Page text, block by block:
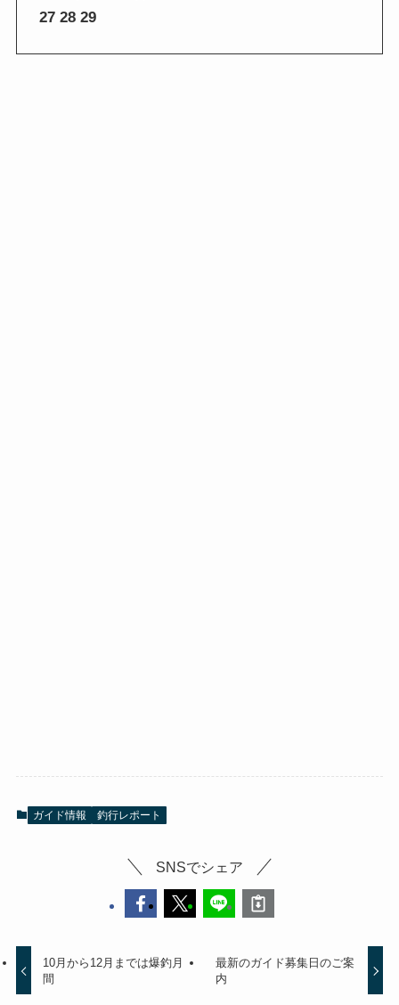
27 28 29
ガイド情報 釣行レポート
SNSでシェア
10月から12月までは爆釣月
間
最新のガイド募集日のご案
内